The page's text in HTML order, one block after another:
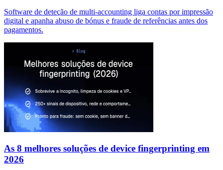
Software de deteção de multi-accounting liga contas por impressão
digital e apanha abuso de bónus e fraude de referências antes dos
pagamentos.
As 8 melhores soluções de device fingerprinting em
2026